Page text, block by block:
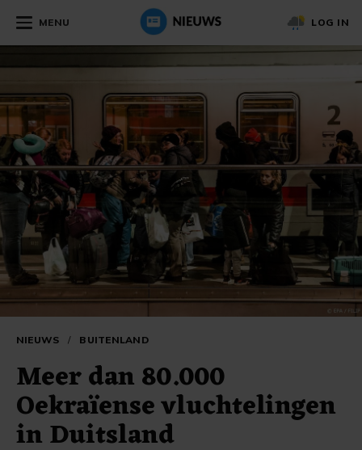
MENU LOG IN
NIEUWS / BUITENLAND
Meer dan 80.000
Oekraïense vluchtelingen
in Duitsland